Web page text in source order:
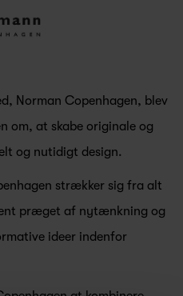
Norman Copenhagen, blev
om, at skabe originale og
og nutidigt design.
strækker sig fra alt
præget af nytænkning og
ideer indenfor